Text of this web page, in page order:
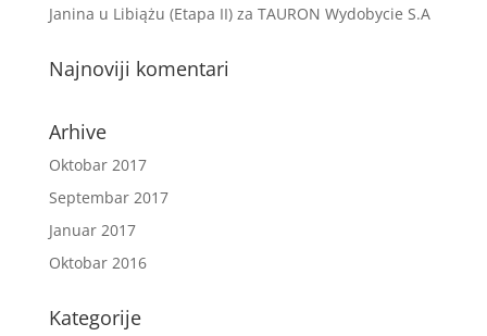
Janina u Libiążu (Etapa II) za TAURON Wydobycie S.A
Najnoviji komentari
Arhive
Oktobar 2017
Septembar 2017
Januar 2017
Oktobar 2016
Kategorije